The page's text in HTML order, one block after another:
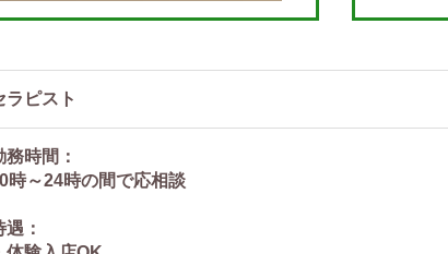
ラピスト
務時間：
時～24時の間で応相談
遇：